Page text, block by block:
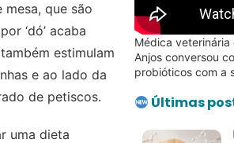
que são
‘dó’ acaba
estimulam
e ao lado da
de petiscos.
uma dieta
Médica veterinária
Anjos conversou
probióticos com a
Últimas